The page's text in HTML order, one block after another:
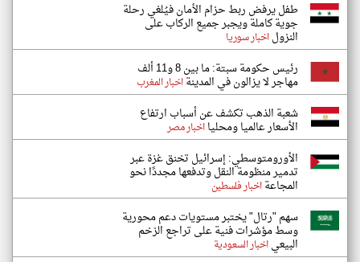
طفل يرفض ربط حزام الأمان فيُلغي رحلة
جوية كاملة ويجبر جميع الركاب على
النزولاخبار سوريا
رئيس حكومة سبتة: ما بين 8 و11 ألف
مهاجر لا يزالون في المدينةاخبار المغرب
شعبة الذهب تكشف عن أسباب ارتفاع
الأسعار عالميا ومحليااخبار مصر
الأورومتوسطي: إسرائيل تخنق غزة عبر
تدمير منظومة النقل وتدفعها مجددًا نحو
المجاعةاخبار فلسطين
سهم "رتال" يختبر مستويات دعم محورية
وسط مؤشرات فنية على تراجع الزخم
البيعياخبار السعودية